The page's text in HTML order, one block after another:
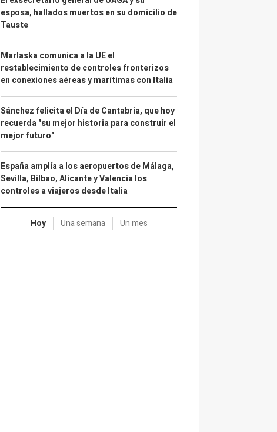
esposa, hallados muertos en su domicilio de
Tauste
Marlaska comunica a la UE el
restablecimiento de controles fronterizos
en conexiones aéreas y marítimas con Italia
Sánchez felicita el Día de Cantabria, que hoy
recuerda "su mejor historia para construir el
mejor futuro"
España amplía a los aeropuertos de Málaga,
Sevilla, Bilbao, Alicante y Valencia los
controles a viajeros desde Italia
Hoy Una semana Un mes